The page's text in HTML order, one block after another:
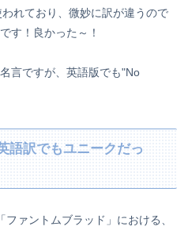
れており、微妙に訳が違うので
す！良かった～！
言ですが、英語版でも"No
語訳でもユニークだっ
ァントムブラッド」における、